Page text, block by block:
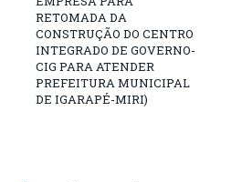
RETOMADA DA
CONSTRUÇÃO DO CENTRO
INTEGRADO DE GOVERNO-
CIG PARA ATENDER
PREFEITURA MUNICIPAL
DE IGARAPÉ-MIRI)